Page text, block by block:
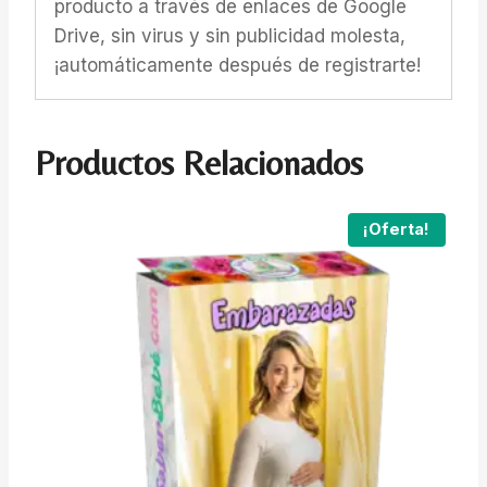
producto a través de enlaces de Google
Drive, sin virus y sin publicidad molesta,
¡automáticamente después de registrarte!
Productos Relacionados
¡Oferta!